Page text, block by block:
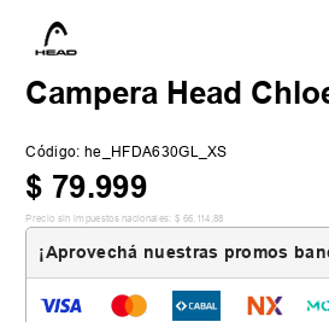
Campera Head
Código: he_HFDA630GL_XS
$ 79.999
Precio sin impuestos nacionales: $ 66 114 88
¡Aprovechá nuestras promos